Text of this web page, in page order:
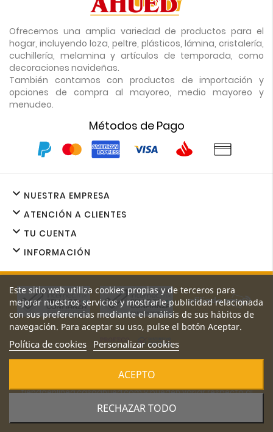
Ofrecemos una amplia variedad de productos para el
hogar, incluyendo loza, peltre, plásticos, lámina, cristalería,
cuchillería, melamina y artículos de temporada, como
decoraciones navideñas.
También contamos con productos de importación y
opciones de compra al mayoreo, medio mayoreo y
menudeo.
Métodos de Pago
NUESTRA EMPRESA

ATENCIÓN A CLIENTES

TU CUENTA

INFORMACIÓN

Este sitio web utiliza cookies propias y de terceros para
mejorar nuestros servicios y mostrarle publicidad relacionada
con sus preferencias mediante el análisis de sus hábitos de
navegación. Para aceptar su uso, pulse el botón Aceptar.
Política de cookies Personalizar cookies
RECHAZAR TODO
ACEPTO
de
tiendaenlinea.casaahued.com y pueden variar respecto al
precio de nuestras sucursales.